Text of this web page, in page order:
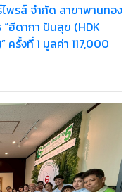
พรส์ จำกัด สาขาพานทอง
“ฮีดากา ปันสุข (HDK
รั้งที่ 1 มูลค่า 117,000